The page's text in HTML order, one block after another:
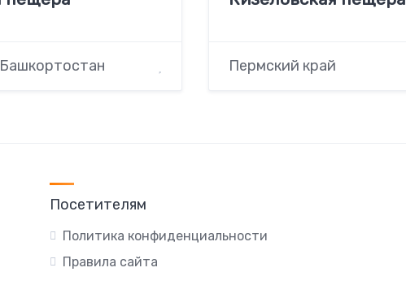
Пермский край
Посетителям
Политика конфиденциальности
Правила сайта